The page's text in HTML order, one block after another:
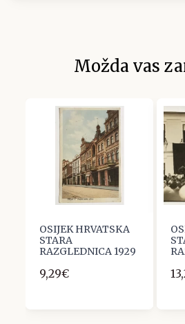
Možda vas
OSIJEK HRVATSKA
STARA
RAZGLEDNICA 1929
9,29€